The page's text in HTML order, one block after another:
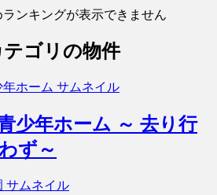
ンキングが表示できません
ゴリの物件
少年ホーム ～ 去り行
ず～